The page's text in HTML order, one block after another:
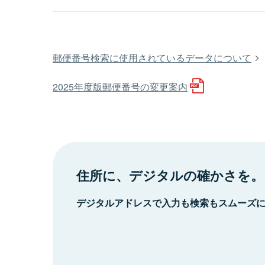
郵便番号検索に使用されているデータについて
2025年度版郵便番号の変更案内
住所に、デジタルの確かさを。
デジタルアドレスで入力も検索もスムーズ